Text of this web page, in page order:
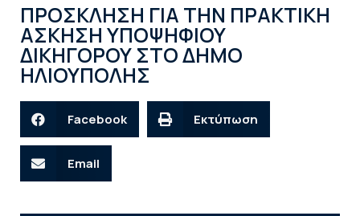
ΠΡΟΣΚΛΗΣΗ ΓΙΑ ΤΗΝ ΠΡΑΚΤΙΚΗ
ΑΣΚΗΣΗ ΥΠΟΨΗΦΙΟΥ
ΔΙΚΗΓΟΡΟΥ ΣΤΟ ΔΗΜΟ
ΗΛΙΟΥΠΟΛΗΣ
Facebook Εκτύπωση
Email